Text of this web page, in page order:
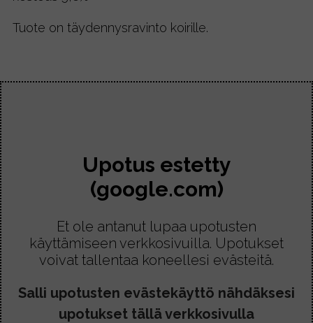
Tuote on täydennysravinto koirille.
Upotus estetty
(google.com)
Et ole antanut lupaa upotusten
käyttämiseen verkkosivuilla. Upotukset
voivat tallentaa koneellesi evästeitä.
Salli upotusten evästekäyttö nähdäksesi
upotukset tällä verkkosivulla